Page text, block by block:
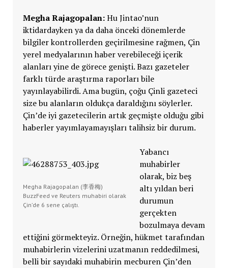
Megha Rajagopalan:Hu Jintao’nun
iktidardayken ya da daha önceki dönemlerde
bilgiler kontrollerden geçirilmesine rağmen, Çin
yerel medyalarının haber verebileceği içerik
alanları yine de görece genişti. Bazı gazeteler
farklı türde araştırma raporları bile
yayınlayabilirdi. Ama bugün, çoğu Çinli gazeteci
size bu alanların oldukça daraldığını söylerler.
Çin’de iyi gazetecilerin artık geçmişte olduğu gibi
haberler yayımlayamayışları talihsiz bir durum.
Megha Rajagopalan (李香梅)
BuzzFeed ve Reuters muhabiri olarak
Çin’de 6 sene çalıştı.
Yabancı
muhabirler
olarak, biz beş
altı yıldan beri
durumun
gerçekten
bozulmaya devam
ettiğini görmekteyiz. Örneğin, hükmet tarafından
muhabirlerin vizelerini uzatmanın reddedilmesi,
belli bir sayıdaki muhabirin mecburen Çin’den